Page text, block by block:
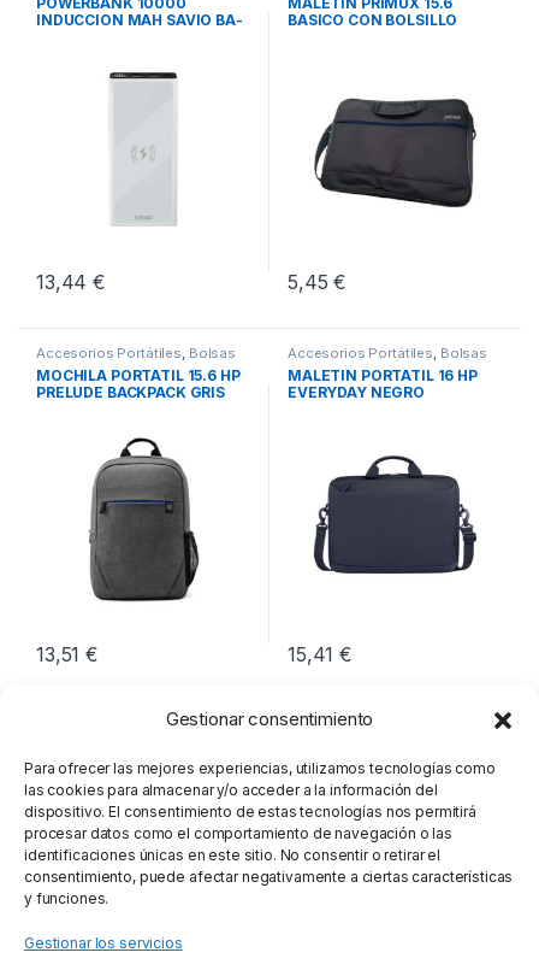
Gestionar consentimiento
Para ofrecer las mejores experiencias, utilizamos tecnologías como
las cookies para almacenar y/o acceder a la información del
dispositivo. El consentimiento de estas tecnologías nos permitirá
procesar datos como el comportamiento de navegación o las
identificaciones únicas en este sitio. No consentir o retirar el
consentimiento, puede afectar negativamente a ciertas características
y funciones.
Gestionar los servicios
INDUCCION MAH SAVIO BA-
13,44€
BASICO CON BOLSILLO
5,45€
Accesorios Portátiles, Bolsas
Transporte Portátiles, Movilidad
MOCHILA PORTATIL 15.6 HP
PRELUDE BACKPACK GRIS
13,51€
Accesorios Portátiles, Bolsas
Transporte Portátiles, Movilidad
MALETIN PORTATIL 16 HP
EVERYDAY NEGRO
15,41€